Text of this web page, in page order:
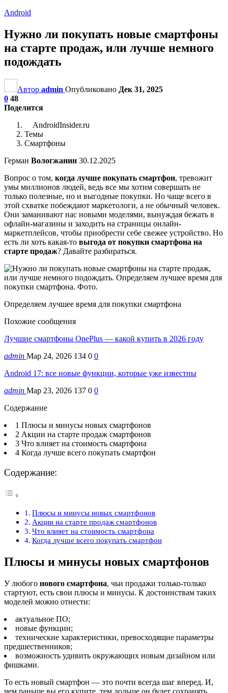
Android
Нужно ли покупать новые смартфоны
на старте продаж, или лучше немного
подождать
Автор admin Опубликовано Дек 31, 2025
0 48
Поделится
AndroidInsider.ru
Темы
Смартфоны
Герман Вологжанин 30.12.2025
Вопрос о том, когда лучше покупать смартфон, тревожит
умы миллионов людей, ведь все мы хотим совершать не
только полезные, но и выгодные покупки. Но чаще всего в
этой схватке побеждают маркетологи, а не обычный человек.
Они заманивают нас новыми моделями, вынуждая бежать в
офлайн-магазины и заходить на страницы онлайн-
маркетплейсов, чтобы приобрести себе свежее устройство. Но
есть ли хоть какая-то выгода от покупки смартфона на
старте продаж? Давайте разбираться.
Определяем лучшее время для покупки смартфона
Похожие сообщения
Лучшие смартфоны OnePlus — какой купить в 2026 году
admin Мар 24, 2026 134 0 0
Android 17: все новые функции, которые уже известны
admin Мар 23, 2026 137 0 0
Содержание
1 Плюсы и минусы новых смартфонов
2 Акции на старте продаж смартфонов
3 Что влияет на стоимость смартфона
4 Когда лучше всего покупать смартфон
Содержание:
Плюсы и минусы новых смартфонов
Акции на старте продаж смартфонов
Что влияет на стоимость смартфона
Когда лучше всего покупать смартфон
Плюсы и минусы новых смартфонов
У любого нового смартфона, чьи продажи только-только
стартуют, есть свои плюсы и минусы. К достоинствам таких
моделей можно отнести:
актуальное ПО;
новые функции;
технические характеристики, превосходящие параметры
предшественников;
возможность удивить окружающих новым дизайном или
фишками.
То есть новый смартфон — это почти всегда шаг вперед. И,
чем раньше вы его купите, тем дольше он будет сохранять